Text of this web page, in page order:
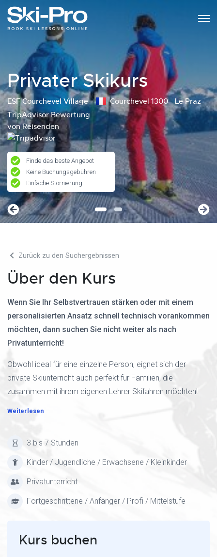
Privater Skikurs
ESF Courchevel Village
Courchevel 1300 - Le Praz
TripAdvisor Bewertung
von Reisenden
Finde das beste Angebot
Keine Buchungsgebühren
Einfache Stornierung
Zurück zu den Suchergebnissen
Über den Kurs
Wenn Sie Ihr Selbstvertrauen stärken oder mit einem
personalisierten Ansatz schnell technisch vorankommen
möchten, dann suchen Sie nicht weiter als nach
Privatunterricht!
Obwohl ideal für eine einzelne Person, eignet sich der
private Skiunterricht auch perfekt für Familien, die
zusammen mit ihrem eigenen Lehrer Skifahren möchten!
Weiterlesen
3 bis 7 Stunden
Kinder / Jugendliche / Erwachsene / Kleinkinder
Privatunterricht
Fortgeschrittene / Anfänger / Profi / Mittelstufe
Kurs buchen